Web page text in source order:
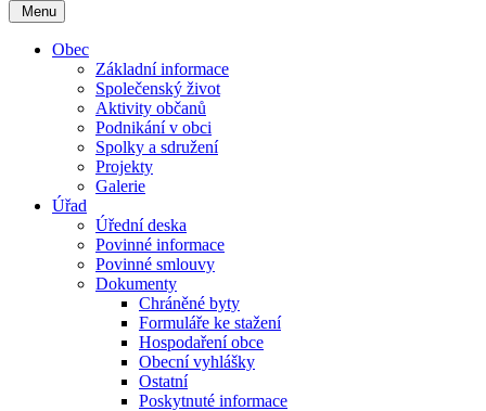
Menu
Obec
Základní informace
Společenský život
Aktivity občanů
Podnikání v obci
Spolky a sdružení
Projekty
Galerie
Úřad
Úřední deska
Povinné informace
Povinné smlouvy
Dokumenty
Chráněné byty
Formuláře ke stažení
Hospodaření obce
Obecní vyhlášky
Ostatní
Poskytnuté informace